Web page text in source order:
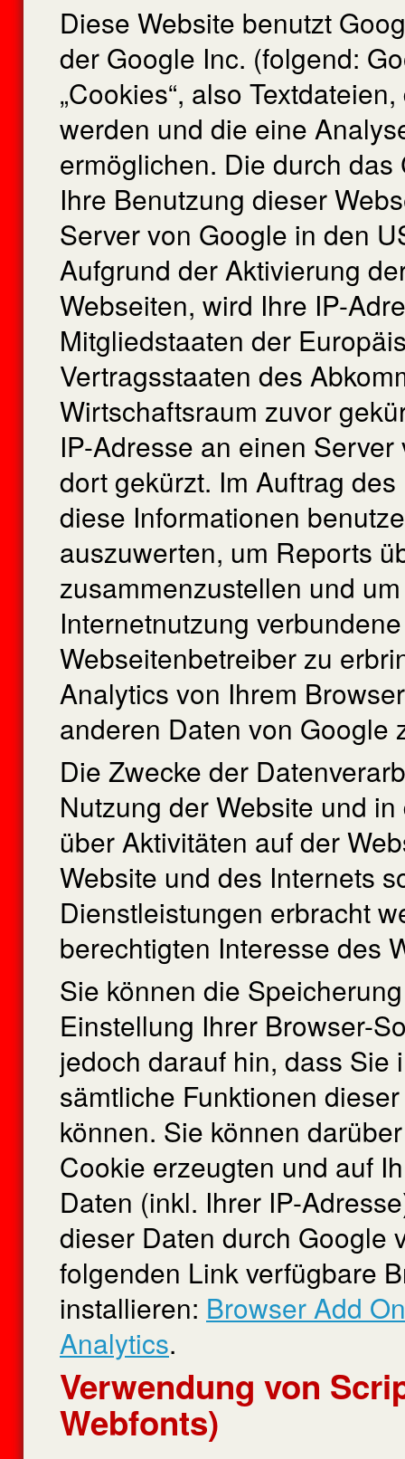
Diese Website benutzt
der Google Inc. (folgend:
„Cookies“, also
werden und die eine
ermöglichen. Die durch
Ihre Benutzung dieser
Server von Google in den
Aufgrund der Aktivierung
Webseiten, wird Ihre IP-
Mitgliedstaaten der
Vertragsstaaten des
Wirtschaftsraum zuvor
IP-Adresse an einen
dort gekürzt. Im Auftrag
diese Informationen
auszuwerten, um Reports
zusammenzustellen und
Internetnutzung
Webseitenbetreiber zu
Analytics von Ihrem
anderen Daten von Google
Die Zwecke der
Nutzung der Website und
über Aktivitäten auf der
Website und des Internets
Dienstleistungen erbracht
berechtigten Interesse des
Sie können die
Einstellung Ihrer Browser-
jedoch darauf hin, dass
sämtliche Funktionen
können. Sie können
Cookie erzeugten und auf
Daten (inkl. Ihrer IP-
dieser Daten durch Google
folgenden Link verfügbare
installieren: Browser Add
Analytics.
Verwendung von
Webfonts)